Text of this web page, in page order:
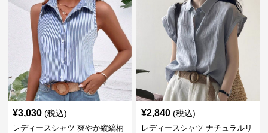
¥3,030 (税込)
レディースシャツ 爽やか縦縞柄
¥2,840 (税込)
レディースシャツ ナチュラルリ